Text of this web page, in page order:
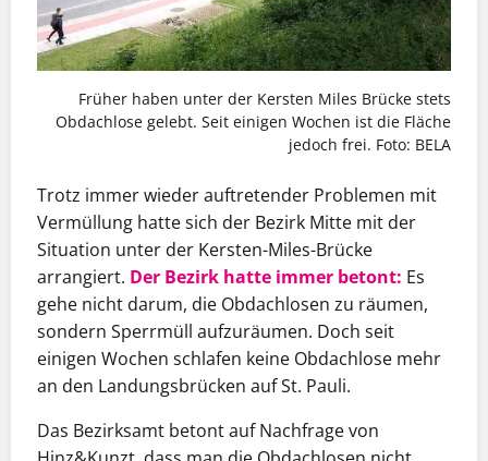
Früher haben unter der Kersten Miles Brücke stets
Obdachlose gelebt. Seit einigen Wochen ist die Fläche
jedoch frei. Foto: BELA
Trotz immer wieder auftretender Problemen mit
Vermüllung hatte sich der Bezirk Mitte mit der
Situation unter der Kersten-Miles-Brücke
arrangiert. Der Bezirk hatte immer betont: Es
gehe nicht darum, die Obdachlosen zu räumen,
sondern Sperrmüll aufzuräumen. Doch seit
einigen Wochen schlafen keine Obdachlose mehr
an den Landungsbrücken auf St. Pauli.
Das Bezirksamt betont auf Nachfrage von